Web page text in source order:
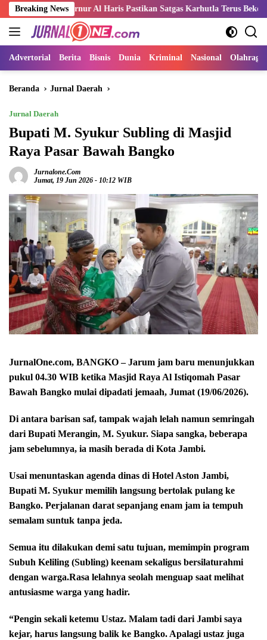
Langsung
ke
konten
Breaking News
Al Haris Pastikan Satgas Karhutla Terus Bekerja Padamkan
Advertorial Berita Bisnis Dunia Kriminal Nasional Olahraga
Beranda Jurnal Daerah
Jurnal Daerah
Bupati M. Syukur Subling di Masjid
Raya Pasar Bawah Bangko
Jurnalone.com
Jumat, 19 Jun 2026 - 10:12 WIB
JurnalOne.com, BANGKO – Jarum jam baru menunjukkan
pukul 04.30 WIB ketika Masjid Raya Al Istiqomah Pasar
Bawah Bangko mulai dipadati jemaah, Jumat (19/06/2026).
Di antara barisan saf, tampak wajah lelah namun semringah
dari Bupati Merangin, M. Syukur. Siapa sangka, beberapa
jam sebelumnya, ia masih berada di Kota Jambi.
Usai menuntaskan agenda dinas di Hotel Aston Jambi,
Bupati M. Syukur memilih langsung bertolak pulang ke
Bangko. Perjalanan darat sepanjang enam jam ia tempuh
semalam suntuk tanpa jeda.
Semua itu dilakukan demi satu tujuan, memimpin program
Subuh Keliling (Subling) keenam sekaligus bersilaturahmi
dengan warga.Rasa lelahnya seolah menguap saat melihat
antusiasme warga yang hadir.
“Pengin sekali ketemu Ustaz. Malam tadi dari Jambi saya
kejar, harus langsung balik ke Bangko. Apalagi ustaz juga